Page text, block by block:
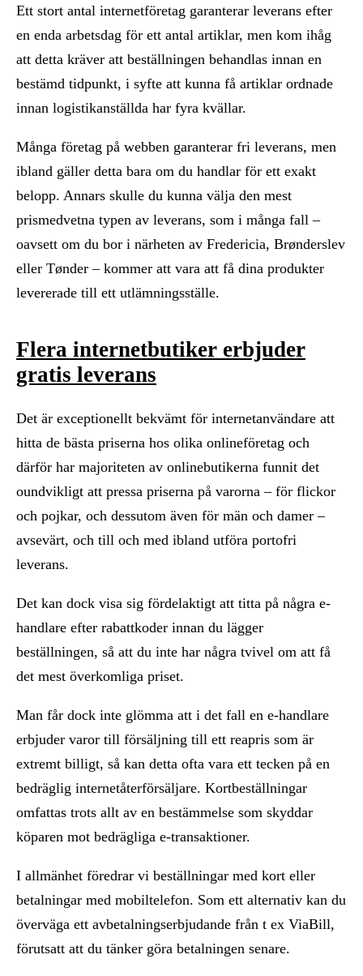
Ett stort antal internetföretag garanterar leverans efter
en enda arbetsdag för ett antal artiklar, men kom ihåg
att detta kräver att beställningen behandlas innan en
bestämd tidpunkt, i syfte att kunna få artiklar ordnade
innan logistikanställda har fyra kvällar.
Många företag på webben garanterar fri leverans, men
ibland gäller detta bara om du handlar för ett exakt
belopp. Annars skulle du kunna välja den mest
prismedvetna typen av leverans, som i många fall –
oavsett om du bor i närheten av Fredericia, Brønderslev
eller Tønder – kommer att vara att få dina produkter
levererade till ett utlämningsställe.
Flera internetbutiker erbjuder
gratis leverans
Det är exceptionellt bekvämt för internetanvändare att
hitta de bästa priserna hos olika onlineföretag och
därför har majoriteten av onlinebutikerna funnit det
oundvikligt att pressa priserna på varorna – för flickor
och pojkar, och dessutom även för män och damer –
avsevärt, och till och med ibland utföra portofri
leverans.
Det kan dock visa sig fördelaktigt att titta på några e-
handlare efter rabattkoder innan du lägger
beställningen, så att du inte har några tvivel om att få
det mest överkomliga priset.
Man får dock inte glömma att i det fall en e-handlare
erbjuder varor till försäljning till ett reapris som är
extremt billigt, så kan detta ofta vara ett tecken på en
bedräglig internetåterförsäljare. Kortbeställningar
omfattas trots allt av en bestämmelse som skyddar
köparen mot bedrägliga e-transaktioner.
I allmänhet föredrar vi beställningar med kort eller
betalningar med mobiltelefon. Som ett alternativ kan du
överväga ett avbetalningserbjudande från t ex ViaBill,
förutsatt att du tänker göra betalningen senare.